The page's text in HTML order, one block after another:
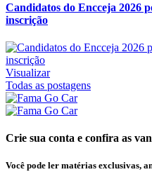
Candidatos do Encceja 2026
inscrição
Visualizar
Todas as postagens
Crie sua conta e confira as
Você pode ler matérias exclusivas,